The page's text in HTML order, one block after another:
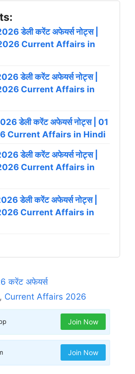
डेली करेंट अफेयर्स नोट्स |
Current Affairs in
डेली करेंट अफेयर्स नोट्स |
Current Affairs in
डेली करेंट अफेयर्स नोट्स | 01
Current Affairs in Hindi
डेली करेंट अफेयर्स नोट्स |
Current Affairs in
डेली करेंट अफेयर्स नोट्स |
Current Affairs in
करेंट अफेयर्स
, Current Affairs 2026
Join Now
Join Now